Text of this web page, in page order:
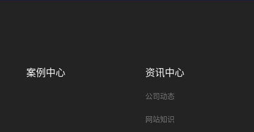
案例中心 资讯中心
公司动态
网站知识